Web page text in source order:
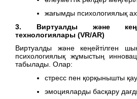
жағымды психологиялық
3. Виртуалды және
технологиялары (VR/AR)
Виртуалды және кеңейтілген
психологиялық жұмыстың
табылады. Олар:
стресс пен қорқынышты
эмоцияларды басқару